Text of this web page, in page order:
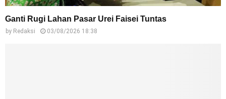
Ganti Rugi Lahan Pasar Urei Faisei Tuntas
by Redaksi 03/08/2026 18:38